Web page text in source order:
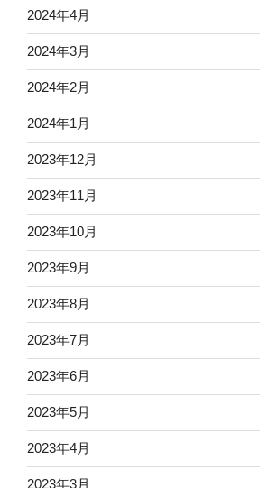
2024年4月
2024年3月
2024年2月
2024年1月
2023年12月
2023年11月
2023年10月
2023年9月
2023年8月
2023年7月
2023年6月
2023年5月
2023年4月
2023年3月